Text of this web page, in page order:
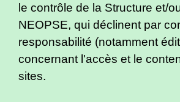
le contrôle de la Structure et/
NEOPSE, qui déclinent par
responsabilité (notamment
concernant l'accès et le
sites.